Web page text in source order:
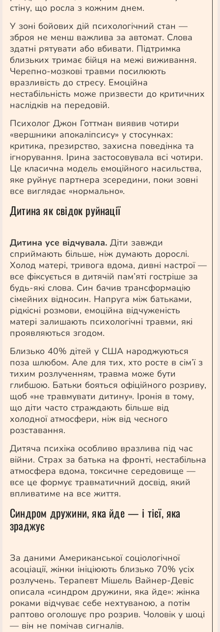
стіну, що росла з кожним днем.
У зоні бойових дій психологічний стан —
зброя не менш важлива за автомат. Слова
здатні рятувати або вбивати. Підтримка
близьких тримає бійця на межі виживання.
Черепно-мозкові травми посилюють
вразливість до стресу. Емоційна
нестабільність може призвести до критичних
наслідків на передовій.
Психолог Джон Готтман виявив чотири
«вершники апокаліпсису» у стосунках:
критика, презирство, захисна поведінка та
ігнорування. Ірина застосовувала всі чотири.
Це класична модель емоційного насильства,
яке руйнує партнера зсередини, поки зовні
все виглядає «нормально».
Дитина як свідок руйнації
Дитина усе відчувала. Діти завжди
сприймають більше, ніж думають дорослі.
Холод матері, тривога вдома, дивні настрої —
все фіксується в дитячій пам’яті гостріше за
будь-які слова. Син бачив трансформацію
сімейних відносин. Напруга між батьками,
рідкісні розмови, емоційна відчуженість
матері залишають психологічні травми, які
проявляються згодом.
Близько 40% дітей у США народжуються
поза шлюбом. Але для тих, хто росте в сім’ї з
тихим розлученням, травма може бути
глибшою. Батьки бояться офіційного розриву,
щоб «не травмувати дитину». Іронія в тому,
що діти часто страждають більше від
холодної атмосфери, ніж від чесного
розставання.
Дитяча психіка особливо вразлива під час
війни. Страх за батька на фронті, нестабільна
атмосфера вдома, токсичне середовище —
все це формує травматичний досвід, який
впливатиме на все життя.
Синдром дружини, яка йде — і тієї, яка
зраджує
За даними Американської соціологічної
асоціації, жінки ініціюють близько 70% усіх
розлучень. Терапевт Мішель Вайнер-Девіс
описала «синдром дружини, яка йде»: жінка
роками відчуває себе нехтуваною, а потім
раптово оголошує про розрив. Чоловік у шоці
— він не помічав сигналів.